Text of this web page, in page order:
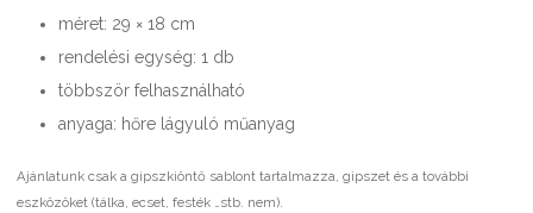
méret: 29 × 18 cm
rendelési egység: 1 db
többször felhasználható
anyaga: hőre lágyuló műanyag
Ajánlatunk csak a gipszkiöntő sablont tartalmazza, gipszet és a további
eszközöket (tálka, ecset, festék …stb. nem).